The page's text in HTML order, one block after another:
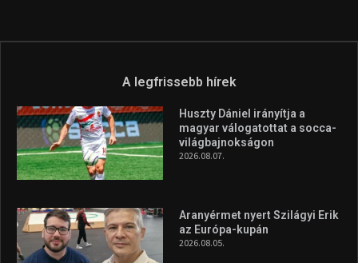
A legfrissebb hírek
Huszty Dániel irányítja a
magyar válogatottat a socca-
világbajnokságon
2026.08.07.
Aranyérmet nyert Szilágyi Erik
az Európa-kupán
2026.08.05.